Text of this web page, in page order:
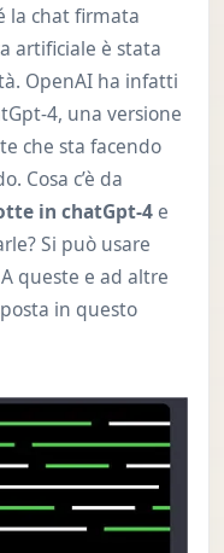
la chat firmata
artificiale è stata
OpenAI ha infatti
4, una versione
che sta facendo
Cosa c’è da
in chatGpt-4e
Si può usare
queste e ad altre
in questo